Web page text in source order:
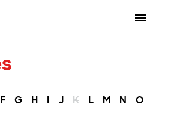
F G H I J K L M N O